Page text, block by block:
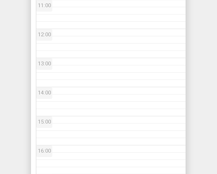
11:00
12:00
13:00
14:00
15:00
16:00